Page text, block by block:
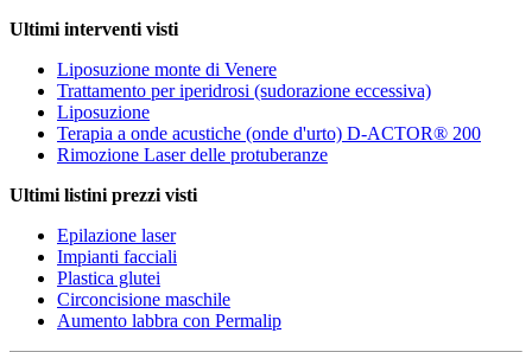
Ultimi interventi visti
Liposuzione monte di Venere
Trattamento per iperidrosi (sudorazione eccessiva)
Liposuzione
Terapia a onde acustiche (onde d'urto) D-ACTOR® 200
Rimozione Laser delle protuberanze
Ultimi listini prezzi visti
Epilazione laser
Impianti facciali
Plastica glutei
Circoncisione maschile
Aumento labbra con Permalip